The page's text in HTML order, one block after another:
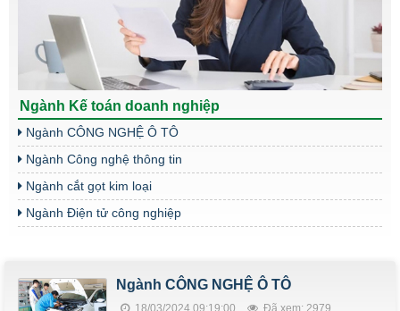
Ngành Kế toán doanh nghiệp
Ngành CÔNG NGHỆ Ô TÔ
Ngành Công nghệ thông tin
Ngành cắt gọt kim loại
Ngành Điện tử công nghiệp
Ngành CÔNG NGHỆ Ô TÔ
18/03/2024 09:19:00
Đã xem: 2979